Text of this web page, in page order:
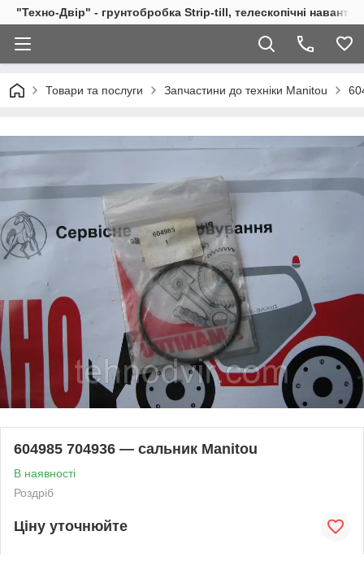
"Техно-Двір" - грунтобробка Strip-till, телескопічні
Товари та послуги Запчастини до техніки Manitou
604985 704936 — сальник Manitou
В наявності
Роздріб
Ціну уточнюйте